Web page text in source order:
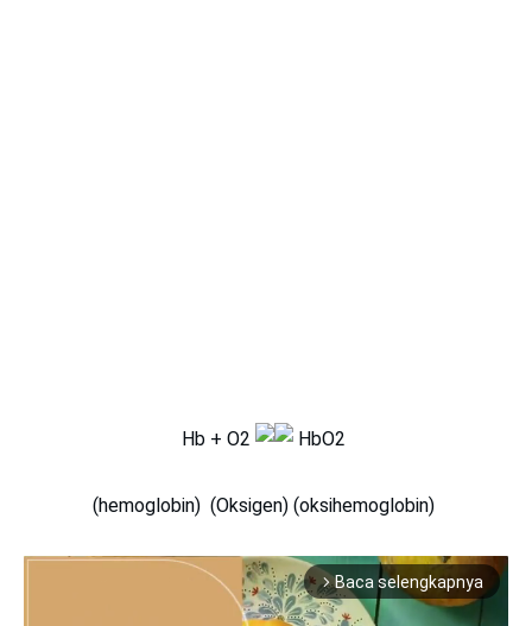
Hb + O2 HbO2
(hemoglobin) (Oksigen) (oksihemoglobin)
arrow_forward_ios Baca selengkapnya